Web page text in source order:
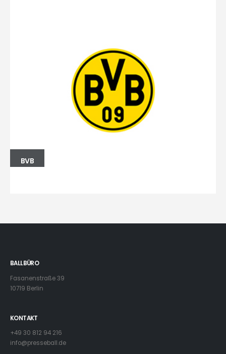
BVB
BALLBÜRO
Fasanenstraße 39
10719 Berlin
KONTAKT
+49 30 812 94 216
info@presseball.de